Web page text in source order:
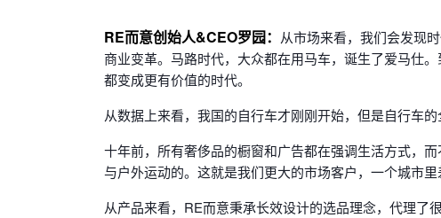
RE而意创始人&CEO罗园： 从市场来看，我们会发现
商业变革。马路时代，大众都在用马车，诞生了爱马仕
都变成更有价值的时代。
从数据上来看，我国的自行车才刚刚开始，但是自行车
十年前，所有奢侈品的橱窗和广告都在强调生活方式，
与户外运动的。这就是我们更大的市场客户，一个城市里
从产品来看，RE而意秉承长效设计的选品理念，代理了